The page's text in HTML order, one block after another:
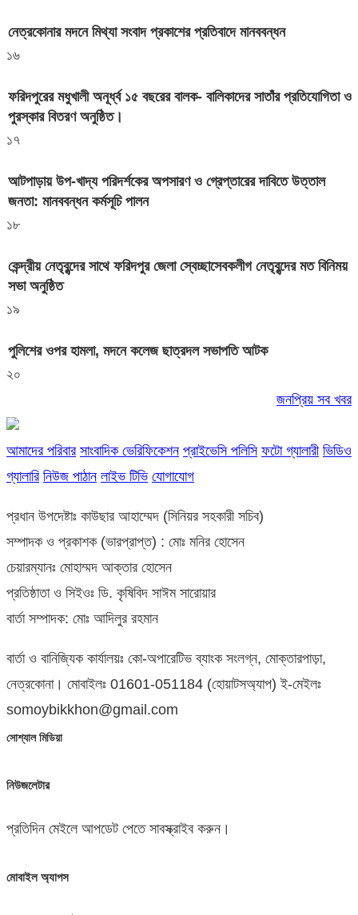
নেত্রকোনার মদনে মিথ্যা সংবাদ প্রকাশের প্রতিবাদে মানববন্ধন
১৬
ফরিদপুরের মধুখালী অনূর্ধ্ব ১৫ বছরের বালক- বালিকাদের সাতাঁর প্রতিযোগিতা ও
পুরস্কার বিতরণ অনুষ্ঠিত।
১৭
আটপাড়ায় উপ-খাদ্য পরিদর্শকের অপসারণ ও গ্রেপ্তারের দাবিতে উত্তাল
জনতা: মানববন্ধন কর্মসূচি পালন
১৮
কেন্দ্রীয় নেতৃবৃন্দের সাথে ফরিদপুর জেলা স্বেচ্ছাসেবকলীগ নেতৃবৃন্দের মত বিনিময়
সভা অনুষ্ঠিত
১৯
পুলিশের ওপর হামলা, মদনে কলেজ ছাত্রদল সভাপতি আটক
২০
জনপ্রিয় সব খবর
আমাদের পরিবার সাংবাদিক ভেরিফিকেশন প্রাইভেসি পলিসি ফটো গ্যালারী ভিডিও
গ্যালারি নিউজ পাঠান লাইভ টিভি যোগাযোগ
প্রধান উপদেষ্টাঃ কাউছার আহাম্মেদ (সিনিয়র সহকারী সচিব)
সম্পাদক ও প্রকাশক (ভারপ্রাপ্ত) : মোঃ মনির হোসেন
চেয়ারম্যানঃ মোহাম্মদ আক্তার হোসেন
প্রতিষ্ঠাতা ও সিইওঃ ডি. কৃষিবিদ সাঈম সারোয়ার
বার্তা সম্পাদক: মোঃ আদিলুর রহমান
বার্তা ও বানিজ্যিক কার্যালয়ঃ কো-অপারেটিভ ব্যাংক সংলগ্ন, মোক্তারপাড়া,
নেত্রকোনা। মোবাইলঃ 01601-051184 (হোয়াটসঅ্যাপ) ই-মেইলঃ
somoybikkhon@gmail.com
সোশ্যাল মিডিয়া
নিউজলেটার
প্রতিদিন মেইলে আপডেট পেতে সাবস্ক্রাইব করুন।
মোবাইল অ্যাপস